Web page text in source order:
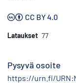
CC BY 4.0
Lataukset 77
Pysyvä osoite
https://urn.fi/